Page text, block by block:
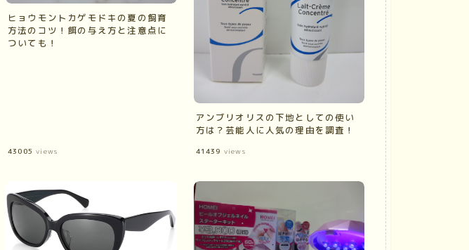
ヒョウモントカゲモドキの夏の飼育
方法のコツ！餌の与え方と注意点に
ついても！
43005 views
アンブリオリスの下地としての使い
方は？芸能人に人気の理由を調査！
41439 views